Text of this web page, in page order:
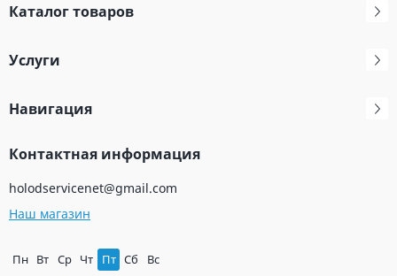
Каталог товаров
Услуги
Навигация
Контактная информация
holodservicenet@gmail.com
Наш магазин
Пн Вт Ср Чт Пт Сб Вс